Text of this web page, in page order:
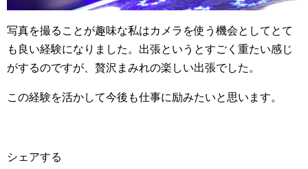
写真を撮ることが趣味な私はカメラを使う機会としてとて
も良い経験になりました。出張というとすごく重たい感じ
がするのですが、贅沢まみれの楽しい出張でした。
この経験を活かして今後も仕事に励みたいと思います。
シェアする